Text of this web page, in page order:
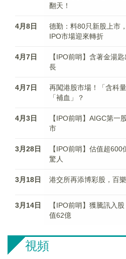
翻天！
4月8日
德勤：料80只新股上市
IPO市場迎來轉折
4月7日
【IPO前哨】含著金湯
長
4月7日
再闖港股市場！「含科
「補血」？
4月3日
【IPO前哨】AIGC第一
市
3月28日
【IPO前哨】估值超
驚人
3月18日 港交所再添博彩股，百
3月14日
【IPO前哨】獲騰訊入
值62億
視頻